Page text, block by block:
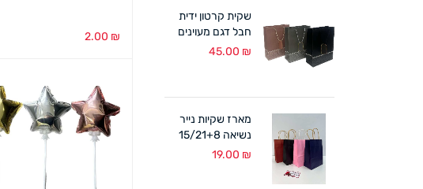
שקית קרטון ידית
חבל דגם מעוינים
45.00 ₪
מארז שקיות נייר
נשיאה 15/21+8
ס"מ ידית מגולגלת
19.00 ₪
2.00 ₪